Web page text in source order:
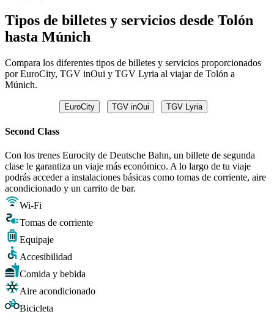
Tipos de billetes y servicios desde Tolón
hasta Múnich
Compara los diferentes tipos de billetes y servicios proporcionados
por EuroCity, TGV inOui y TGV Lyria al viajar de Tolón a
Múnich.
EuroCity TGV inOui TGV Lyria
Second Class
Con los trenes Eurocity de Deutsche Bahn, un billete de segunda
clase le garantiza un viaje más económico. A lo largo de tu viaje
podrás acceder a instalaciones básicas como tomas de corriente, aire
acondicionado y un carrito de bar.
Wi-Fi
Tomas de corriente
Equipaje
Accesibilidad
Comida y bebida
Aire acondicionado
Bicicleta